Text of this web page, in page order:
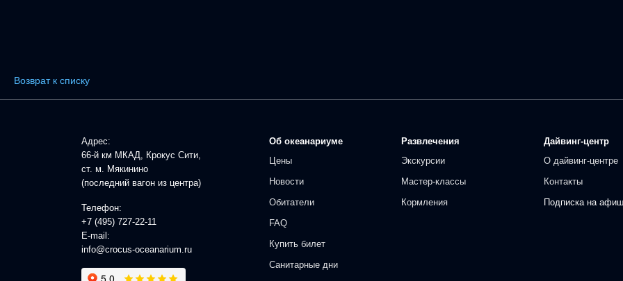
Возврат к списку
Адрес:
66-й км МКАД, Крокус Сити,
ст. м. Мякинино
(последний вагон из центра)
Телефон:
+7 (495) 727-22-11
E-mail:
info@crocus-oceanarium.ru
Об океанариуме
Цены
Новости
Обитатели
FAQ
Купить билет
Санитарные дни
Развлечения
Экскурсии
Мастер-классы
Кормления
Дайвинг-центр
О дайвинг-центре
Контакты
Подписка на